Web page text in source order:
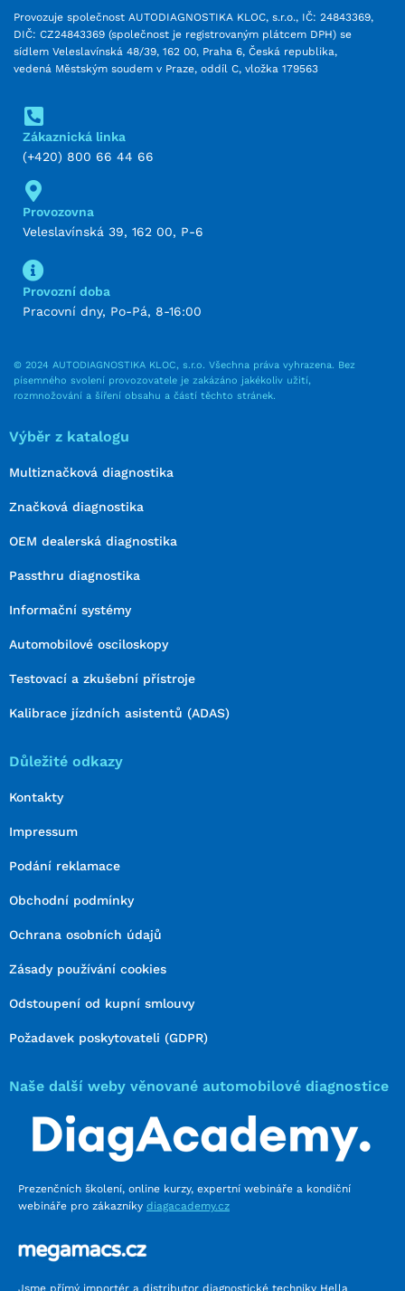
Provozuje společnost AUTODIAGNOSTIKA KLOC, s.r.o., IČ: 24843369,
DIČ: CZ24843369 (společnost je registrovaným plátcem DPH) se
sídlem Veleslavínská 48/39, 162 00, Praha 6, Česká republika,
vedená Městským soudem v Praze, oddíl C, vložka 179563
Zákaznická linka
(+420) 800 66 44 66
Provozovna
Veleslavínská 39, 162 00, P-6
Provozní doba
Pracovní dny, Po-Pá, 8-16:00
© 2024 AUTODIAGNOSTIKA KLOC, s.r.o. Všechna práva vyhrazena. Bez
písemného svolení provozovatele je zakázáno jakékoliv užití,
rozmnožování a šíření obsahu a částí těchto stránek.
Výběr z katalogu
Multiznačková diagnostika
Značková diagnostika
OEM dealerská diagnostika
Passthru diagnostika
Informační systémy
Automobilové osciloskopy
Testovací a zkušební přístroje
Kalibrace jízdních asistentů (ADAS)
Důležité odkazy
Kontakty
Impressum
Podání reklamace
Obchodní podmínky
Ochrana osobních údajů
Zásady používání cookies
Odstoupení od kupní smlouvy
Požadavek poskytovateli (GDPR)
Naše další weby věnované automobilové diagnostice
Prezenčních školení, online kurzy, expertní webináře a kondiční
webináře pro zákazníky diagacademy.cz